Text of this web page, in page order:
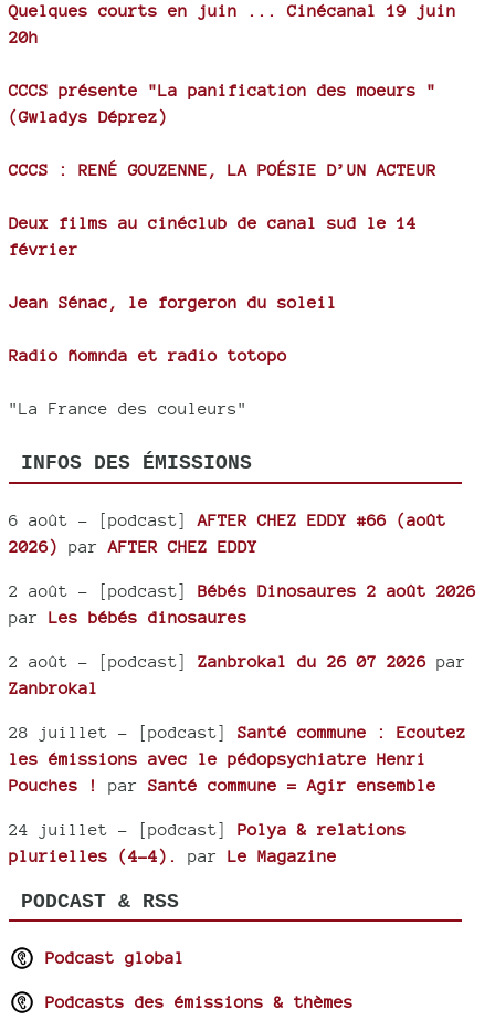
Quelques courts en juin ... Cinécanal 19 juin
20h
CCCS présente "La panification des moeurs "
(Gwladys Déprez)
CCCS : RENÉ GOUZENNE, LA POÉSIE D’UN ACTEUR
Deux films au cinéclub de canal sud le 14
février
Jean Sénac, le forgeron du soleil
Radio ñomnda et radio totopo
"La France des couleurs"
INFOS DES ÉMISSIONS
6 août - [podcast] AFTER CHEZ EDDY #66 (août
2026)
par AFTER CHEZ EDDY
2 août - [podcast] Bébés Dinosaures 2 août 2026
par Les bébés dinosaures
2 août - [podcast] Zanbrokal du 26 07 2026 par
Zanbrokal
28 juillet - [podcast] Santé commune : Ecoutez
les émissions avec le pédopsychiatre Henri
Pouches !
par Santé commune = Agir ensemble
24 juillet - [podcast] Polya & relations
plurielles (4-4).
par Le Magazine
PODCAST & RSS
Podcast global
Podcasts des émissions & thèmes